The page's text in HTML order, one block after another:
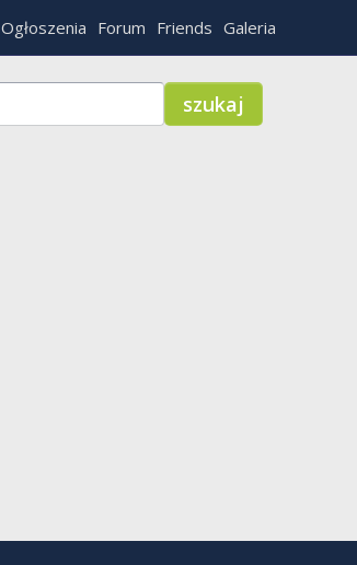
Ogłoszenia Forum Friends Galeria